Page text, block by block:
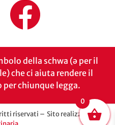
della schwa (ə per il
che ci aiuta rendere il
chiunque legga.
riservati – Sito realizzato da
0